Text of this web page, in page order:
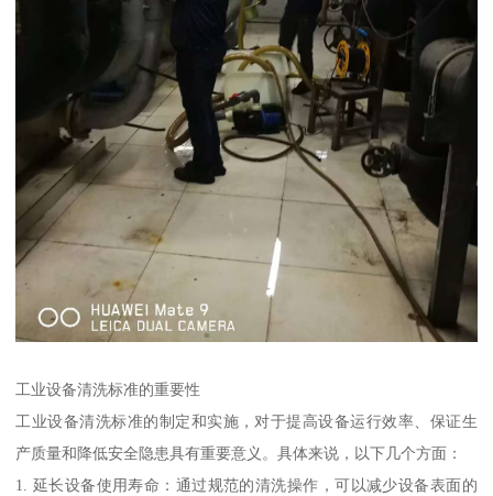
工业设备清洗标准的重要性
工业设备清洗标准的制定和实施，对于提高设备运行效率、保证生
产质量和降低安全隐患具有重要意义。具体来说，以下几个方面：
1. 延长设备使用寿命：通过规范的清洗操作，可以减少设备表面的